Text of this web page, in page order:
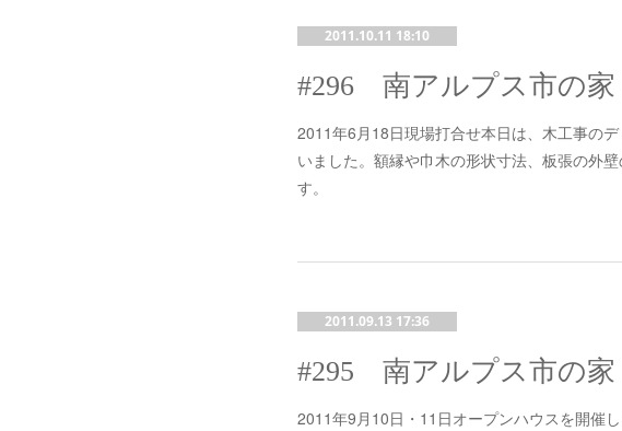
2011.10.11 18:10
2011年6月18日現場打合せ本日は、木工事の
いました。額縁や巾木の形状寸法、板張の外
す。
2011.09.13 17:36
2011年9月10日・11日オープンハウスを開催